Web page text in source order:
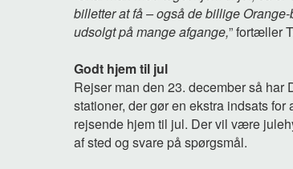
billetter at få – også de billige
udsolgt på mange afgange,” fortæller
Godt hjem til jul
Rejser man den 23. december så
stationer, der gør en ekstra indsats for
rejsende hjem til jul. Der vil være
af sted og svare på spørgsmål.